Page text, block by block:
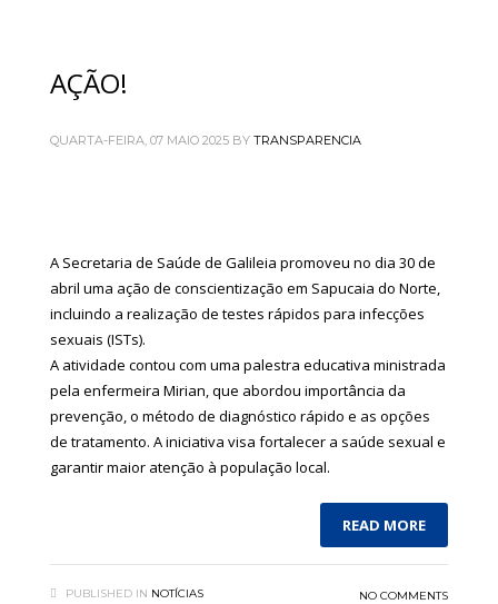
AÇÃO!
QUARTA-FEIRA, 07 MAIO 2025 BY TRANSPARENCIA
A Secretaria de Saúde de Galileia promoveu no dia 30 de
abril uma ação de conscientização em Sapucaia do Norte,
incluindo a realização de testes rápidos para infecções
sexuais (ISTs).
A atividade contou com uma palestra educativa ministrada
pela enfermeira Mirian, que abordou importância da
prevenção, o método de diagnóstico rápido e as opções
de tratamento. A iniciativa visa fortalecer a saúde sexual e
garantir maior atenção à população local.
READ MORE
PUBLISHED IN NOTÍCIAS NO COMMENTS